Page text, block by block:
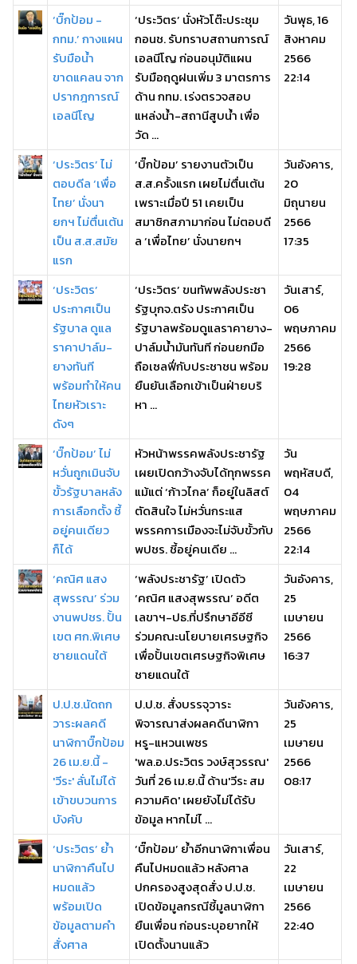
‘บิ๊กป้อม -
กทม.’ กางแผน
รับมือน้ำ
ขาดแคลน จาก
ปรากฎการณ์
เอลนีโญ
‘ประวิตร’ นั่งหัวโต๊ะประชุม
กอนช. รับทราบสถานการณ์
เอลนีโญ ก่อนอนุมัติแผน
รับมือฤดูฝนเพิ่ม 3 มาตรการ
ด้าน กทม. เร่งตรวจสอบ
แหล่งน้ำ-สถานีสูบน้ำ เพื่อ
วัด ...
วันพุธ, 16
สิงหาคม
2566
22:14
‘ประวิตร’ ไม่
ตอบดีล ‘เพื่อ
ไทย’ นั่งนา
ยกฯ ไม่ตื่นเต้น
เป็น ส.ส.สมัย
แรก
‘บิ๊กป้อม’ รายงานตัวเป็น
ส.ส.ครั้งแรก เผยไม่ตื่นเต้น
เพราะเมื่อปี 51 เคยเป็น
สมาชิกสภามาก่อน ไม่ตอบดี
ล ‘เพื่อไทย’ นั่งนายกฯ
วันอังคาร,
20
มิถุนายน
2566
17:35
‘ประวิตร’
ประกาศเป็น
รัฐบาล ดูแล
ราคาปาล์ม-
ยางทันที
พร้อมทำให้คน
ไทยหัวเราะ
ดังๆ
‘ประวิตร’ ขนทัพพลังประชา
รัฐบุกจ.ตรัง ประกาศเป็น
รัฐบาลพร้อมดูแลราคายาง-
ปาล์มน้ำมันทันที ก่อนยกมือ
ถือเซลฟี่กับประชาชน พร้อม
ยืนยันเลือกเข้าเป็นฝ่ายบริ
หา ...
วันเสาร์,
06
พฤษภาคม
2566
19:28
‘บิ๊กป้อม’ ไม่
หวั่นถูกเมินจับ
ขั้วรัฐบาลหลัง
การเลือกตั้ง ชี้
อยู่คนเดียว
ก็ได้
หัวหน้าพรรคพลังประชารัฐ
เผยเปิดกว้างจับได้ทุกพรรค
แม้แต่ ‘ก้าวไกล’ ก็อยู่ในลิสต์
ตัดสินใจ ไม่หวั่นกระแส
พรรคการเมืองจะไม่จับขั้วกับ
พปชร. ชี้อยู่คนเดีย ...
วัน
พฤหัสบดี,
04
พฤษภาคม
2566
22:14
‘คณิศ แสง
สุพรรณ’ ร่วม
งานพปชร. ปั้น
เขต ศก.พิเศษ
ชายแดนใต้
‘พลังประชารัฐ’ เปิดตัว
‘คณิศ แสงสุพรรณ’ อดีต
เลขาฯ-ปธ.ที่ปรึกษาอีอีซี
ร่วมคณะนโยบายเศรษฐกิจ
เพื่อปั้นเขตเศรษฐกิจพิเศษ
ชายแดนใต้
วันอังคาร,
25
เมษายน
2566
16:37
ป.ป.ช.นัดถก
วาระผลคดี
นาฬิกาบิ๊กป้อม
26 เม.ย.นี้ -
'วีระ' ลั่นไม่ได้
เข้าขบวนการ
บังคับ
ป.ป.ช. สั่งบรรจุวาระ
พิจารณาส่งผลคดีนาฬิกา
หรู-แหวนเพชร
'พล.อ.ประวิตร วงษ์สุวรรณ'
วันที่ 26 เม.ย.นี้ ด้าน'วีระ สม
ความคิด' เผยยังไม่ได้รับ
ข้อมูล หากไม่ไ ...
วันอังคาร,
25
เมษายน
2566
08:17
‘ประวิตร’ ย้ำ
นาฬิกาคืนไป
หมดแล้ว
พร้อมเปิด
ข้อมูลตามคำ
สั่งศาล
‘บิ๊กป้อม’ ย้ำอีกนาฬิกาเพื่อน
คืนไปหมดแล้ว หลังศาล
ปกครองสูงสุดสั่ง ป.ป.ช.
เปิดข้อมูลกรณีชี้มูลนาฬิกา
ยืนเพื่อน ก่อนระบุอยากให้
เปิดตั้งนานแล้ว
วันเสาร์,
22
เมษายน
2566
22:40